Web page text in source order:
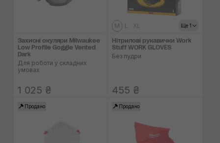
Захисні окуляри Milwaukee
Low Profile Goggle Vented
Dark
Для роботи у складних
умовах
1 025 ₴
Ще 1
M L XL
Нітрилові рукавички Work
Stuff WORK GLOVES
Без пудри
455 ₴
Продано Продано